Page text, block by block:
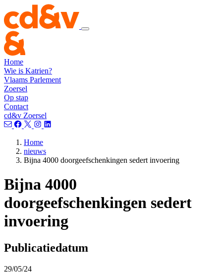
Home
Wie is Katrien?
Vlaams Parlement
Zoersel
Op stap
Contact
cd&v Zoersel
Home
nieuws
Bijna 4000 doorgeefschenkingen sedert invoering
Bijna 4000
doorgeefschenkingen sedert
invoering
Publicatiedatum
29/05/24